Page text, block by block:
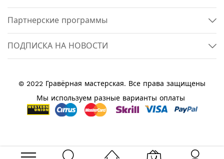
Партнерские программы
ПОДПИСКА НА НОВОСТИ
© 2022 Гравёрная мастерская. Все права защищены
Мы используем разные варианты оплаты